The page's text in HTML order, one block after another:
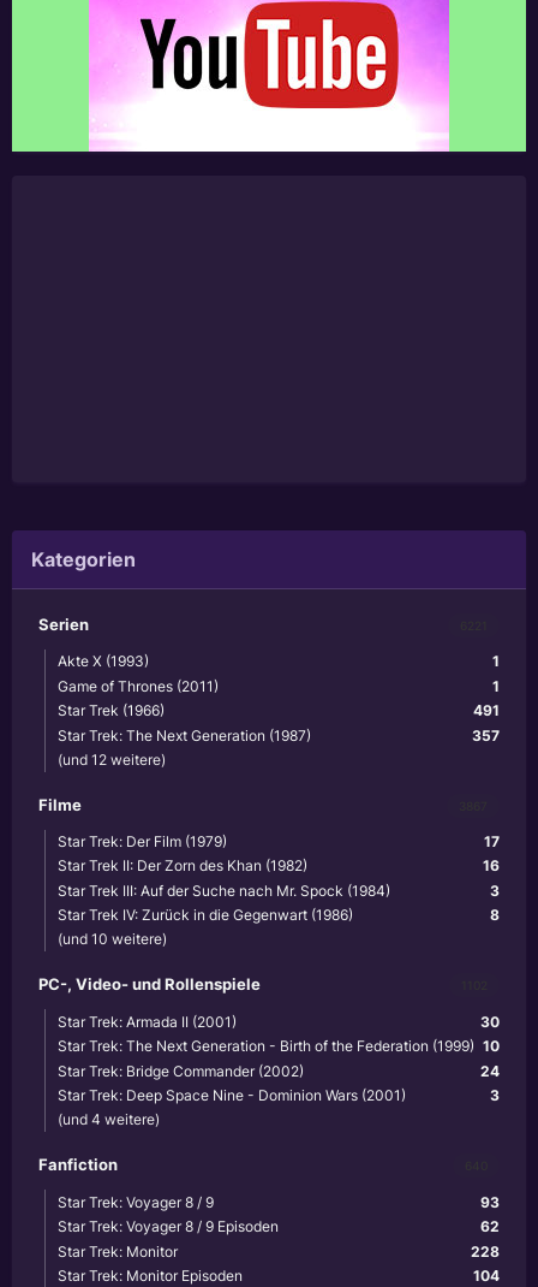
Kategorien
Serien
1
Akte X (1993)
1
Game of Thrones (2011)
491
Star Trek (1966)
357
Star Trek: The Next Generation (1987)
(und 12 weitere)
Filme
17
Star Trek: Der Film (1979)
16
Star Trek II: Der Zorn des Khan (1982)
3
Star Trek III: Auf der Suche nach Mr. Spock (1984)
8
Star Trek IV: Zurück in die Gegenwart (1986)
(und 10 weitere)
PC-, Video- und Rollenspiele
30
Star Trek: Armada II (2001)
10
Star Trek: The Next Generation - Birth of the Federation (1999)
24
Star Trek: Bridge Commander (2002)
3
Star Trek: Deep Space Nine - Dominion Wars (2001)
(und 4 weitere)
Fanfiction
93
Star Trek: Voyager 8 / 9
62
Star Trek: Voyager 8 / 9 Episoden
228
Star Trek: Monitor
104
Star Trek: Monitor Episoden